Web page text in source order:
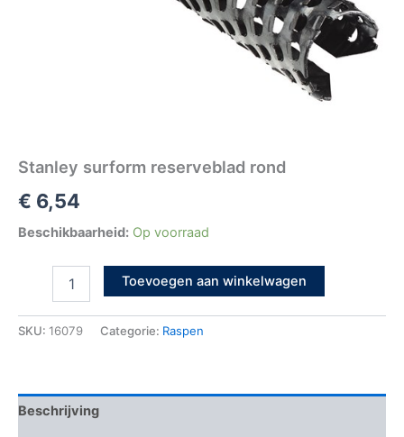
Stanley surform reserveblad rond
€ 6,54
Beschikbaarheid: Op voorraad
Toevoegen aan winkelwagen
SKU: 16079 Categorie: Raspen
Beschrijving